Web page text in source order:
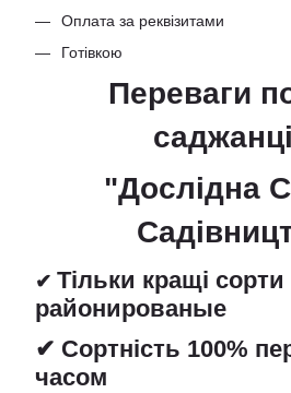
Оплата за реквізитами
Готівкою
Переваги
"Дослідна
✔ Тільки кращі сорти
районированые
✔ Сортність 100%
часом